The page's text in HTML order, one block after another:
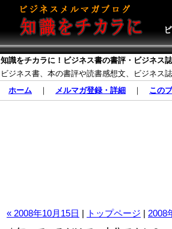
知識をチカラに！ビジネス書の書評・ビジネス
ビジネス書、本の書評や読書感想文、ビジネス
ホーム ｜ メルマガ登録・詳細 ｜ この
« 2008年10月15日 | トップページ | 2008